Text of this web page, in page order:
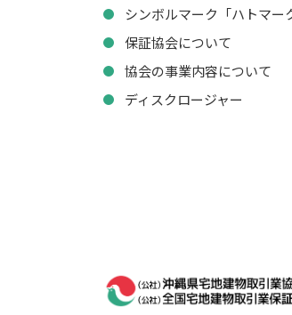
シンボルマーク「ハトマー
保証協会について
協会の事業内容について
ディスクロージャー